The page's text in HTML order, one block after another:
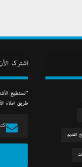
أشترك
"تستطيع
طريق أملاء
القديم